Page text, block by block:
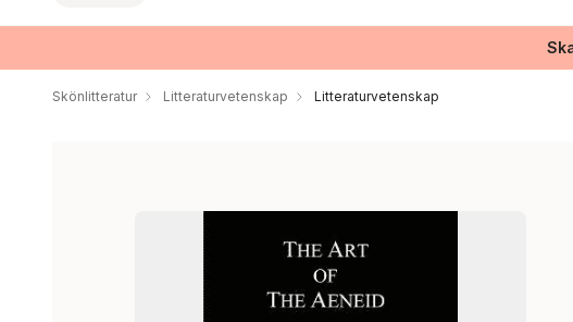
Skönlitteratur Litteraturvetenskap Litteraturvetenskap